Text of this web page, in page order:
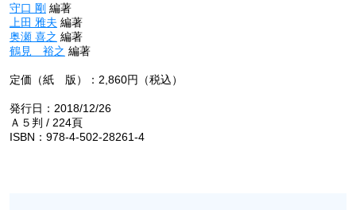
守口 剛 編著
上田 雅夫 編著
奥瀬 喜之 編著
鶴見 裕之 編著
定価（紙 版）：2,860円（税込）
発行日：2018/12/26
Ａ５判 / 224頁
ISBN：978-4-502-28261-4